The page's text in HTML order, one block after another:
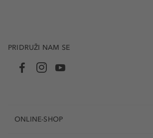
PRIDRUŽI NAM SE
ONLINE-SHOP